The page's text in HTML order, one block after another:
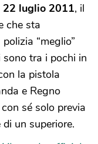
luglio 2011, il
che sta
“meglio”
tra i pochi in
la pistola
e Regno
sé solo previa
un superiore.